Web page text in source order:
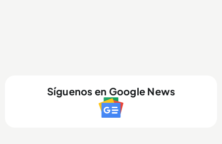
Síguenos en Google News